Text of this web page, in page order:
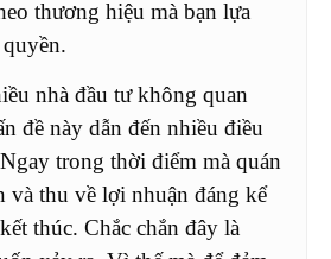
thương hiệu mà bạn lựa
nhà đầu tư không quan
đề này dẫn đến nhiều điều
trong thời điểm mà quán
và thu về lợi nhuận đáng kể
thúc. Chắc chắn đây là